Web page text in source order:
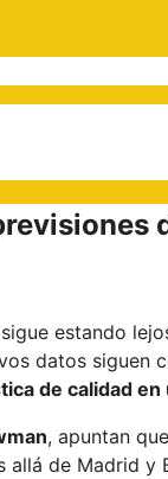
estando
datos siguen
de calidad
, apuntan
allá de Madrid y